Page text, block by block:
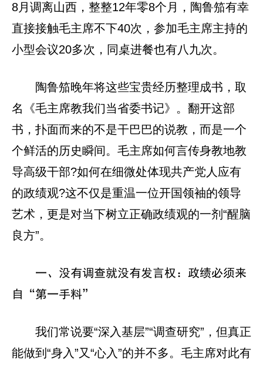
8月调离山西，整整12年零8个月，陶鲁笳有幸
直接接触毛主席不下40次，参加毛主席主持的
小型会议20多次，同桌进餐也有八九次。
陶鲁笳晚年将这些宝贵经历整理成书，取
名《毛主席教我们当省委书记》。翻开这部
书，扑面而来的不是干巴巴的说教，而是一个
个鲜活的历史瞬间。毛主席如何言传身教地教
导高级干部?如何在细微处体现共产党人应有
的政绩观?这不仅是重温一位开国领袖的领导
艺术，更是对当下树立正确政绩观的一剂“醒脑
良方”。
一、没有调查就没有发言权：政绩必须来
自“第一手料”
我们常说要“深入基层”“调查研究”，但真正
能做到“身入”又“心入”的并不多。毛主席对此有